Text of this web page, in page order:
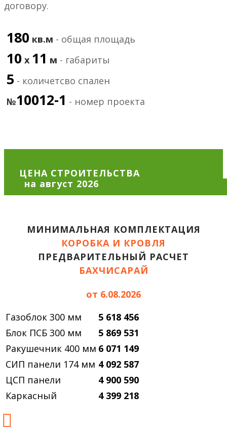
договору.
180 кв.м - общая площадь
10 х 11 м - габариты
5 - количетсво спален
№10012-1 - номер проекта
ЦЕНА СТРОИТЕЛЬСТВА
МИНИМАЛЬНАЯ КОМПЛЕКТАЦИЯ
КОРОБКА И КРОВЛЯ
ПРЕДВАРИТЕЛЬНЫЙ РАСЧЕТ
БАХЧИСАРАЙ
от 6.08.2026
Газоблок 300 мм
5 618 456
Блок ПСБ 300 мм
5 869 531
Ракушечник 400 мм 6 071 149
СИП панели 174 мм 4 092 587
ЦСП панели
4 900 590
Каркасный
4 399 218